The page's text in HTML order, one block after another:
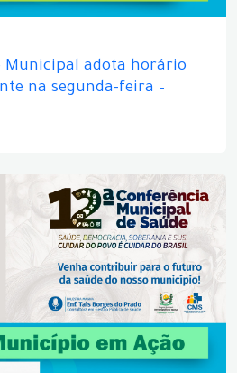
Municipal adota horário
na segunda-feira –